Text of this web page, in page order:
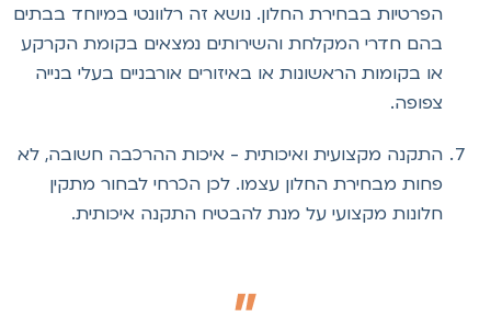
הפרטיות בבחירת החלון. נושא זה רלוונטי במיוחד בבתים
בהם חדרי המקלחת והשירותים נמצאים בקומת הקרקע
או בקומות הראשונות או באיזורים אורבניים בעלי בנייה
צפופה.
התקנה מקצועית ואיכותית - איכות ההרכבה חשובה, לא
פחות מבחירת החלון עצמו. לכן הכרחי לבחור מתקין
חלונות מקצועי על מנת להבטיח התקנה איכותית.